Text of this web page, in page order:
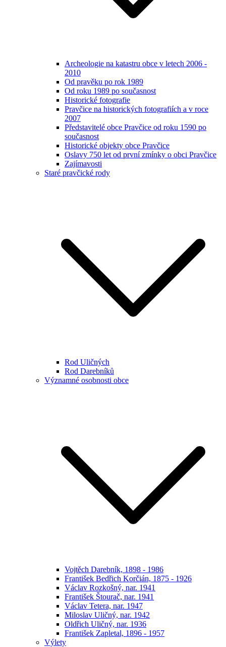
Archeologie na katastru obce v letech 2006 -
2010
Od pravěku po rok 1989
Od roku 1989 po současnost
Historické fotografie
Pravčice na historických fotografiích a v roce
2007
Představitelé obce Pravčice od roku 1590 po
současnost
Historické objekty obce Pravčice
Oslavy 750 let od první zmínky o obci Pravčice
Zajímavosti
Staré pravčické rody
Rod Uličných
Rod Darebníků
Významné osobnosti obce
Vojtěch Darebník, 1898 - 1986
František Bedřich Korčián, 1875 - 1926
Václav Rozkošný, nar. 1941
František Štourač, nar. 1941
Václav Tetera, nar. 1947
Miloslav Uličný, nar. 1942
Oldřich Uličný, nar. 1936
František Zapletal, 1896 - 1957
Výlety